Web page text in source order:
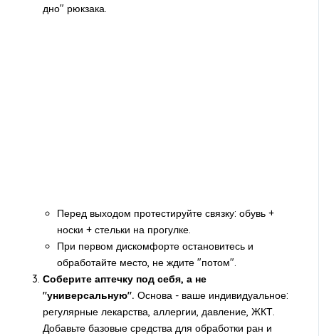
дно" рюкзака.
Перед выходом протестируйте связку: обувь +
носки + стельки на прогулке.
При первом дискомфорте остановитесь и
обработайте место, не ждите "потом".
Соберите аптечку под себя, а не
"универсальную". Основа - ваше индивидуальное:
регулярные лекарства, аллергии, давление, ЖКТ.
Добавьте базовые средства для обработки ран и